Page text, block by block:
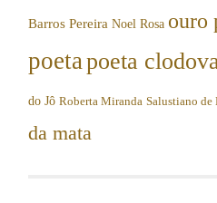
Barros Pereira Noel Rosa ouro
poeta poeta
do Jô Roberta Miranda Salustiano de
da mata